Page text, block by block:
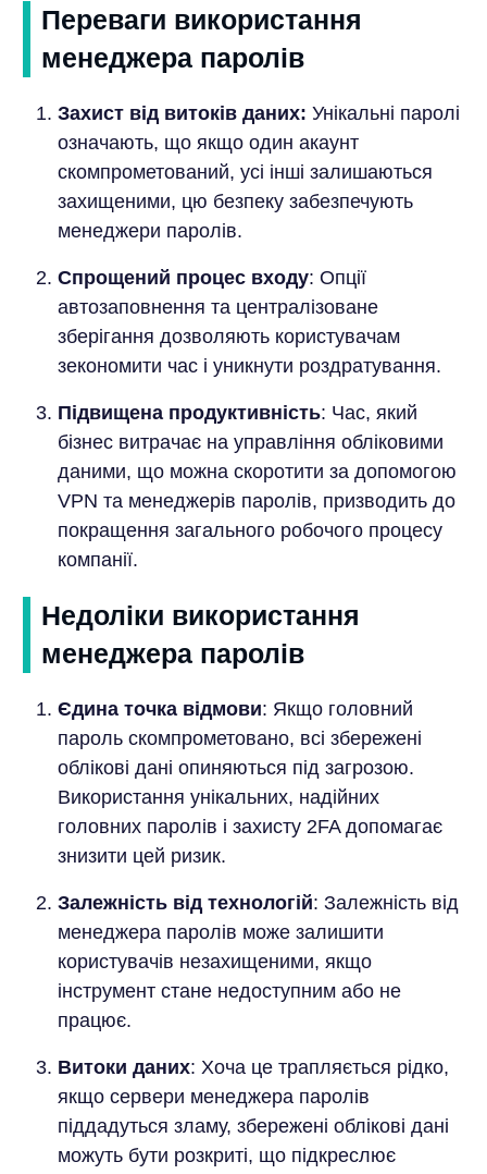
Переваги використання
менеджера паролів
Захист від витоків даних: Унікальні паролі
означають, що якщо один акаунт
скомпрометований, усі інші залишаються
захищеними, цю безпеку забезпечують
менеджери паролів.
Спрощений процес входу: Опції
автозаповнення та централізоване
зберігання дозволяють користувачам
зекономити час і уникнути роздратування.
Підвищена продуктивність: Час, який
бізнес витрачає на управління обліковими
даними, що можна скоротити за допомогою
VPN та менеджерів паролів, призводить до
покращення загального робочого процесу
компанії.
Недоліки використання
менеджера паролів
Єдина точка відмови: Якщо головний
пароль скомпрометовано, всі збережені
облікові дані опиняються під загрозою.
Використання унікальних, надійних
головних паролів і захисту 2FA допомагає
знизити цей ризик.
Залежність від технологій: Залежність від
менеджера паролів може залишити
користувачів незахищеними, якщо
інструмент стане недоступним або не
працює.
Витоки даних: Хоча це трапляється рідко,
якщо сервери менеджера паролів
піддадуться зламу, збережені облікові дані
можуть бути розкриті, що підкреслює